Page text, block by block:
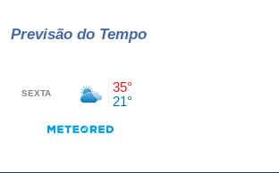
Previsão do Tempo